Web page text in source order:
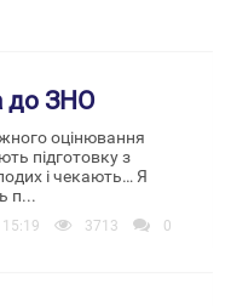
до ЗНО
оцінювання
підготовку з
і чекають… Я
п...
3713 0